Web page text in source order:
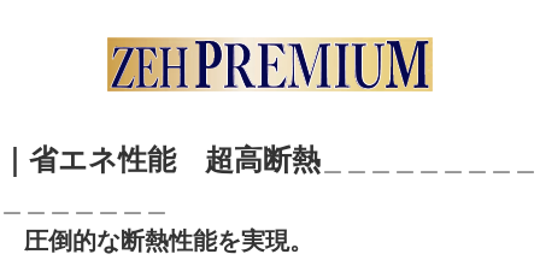
省エネ性能 超高断熱
圧倒的な断熱性能を実現。